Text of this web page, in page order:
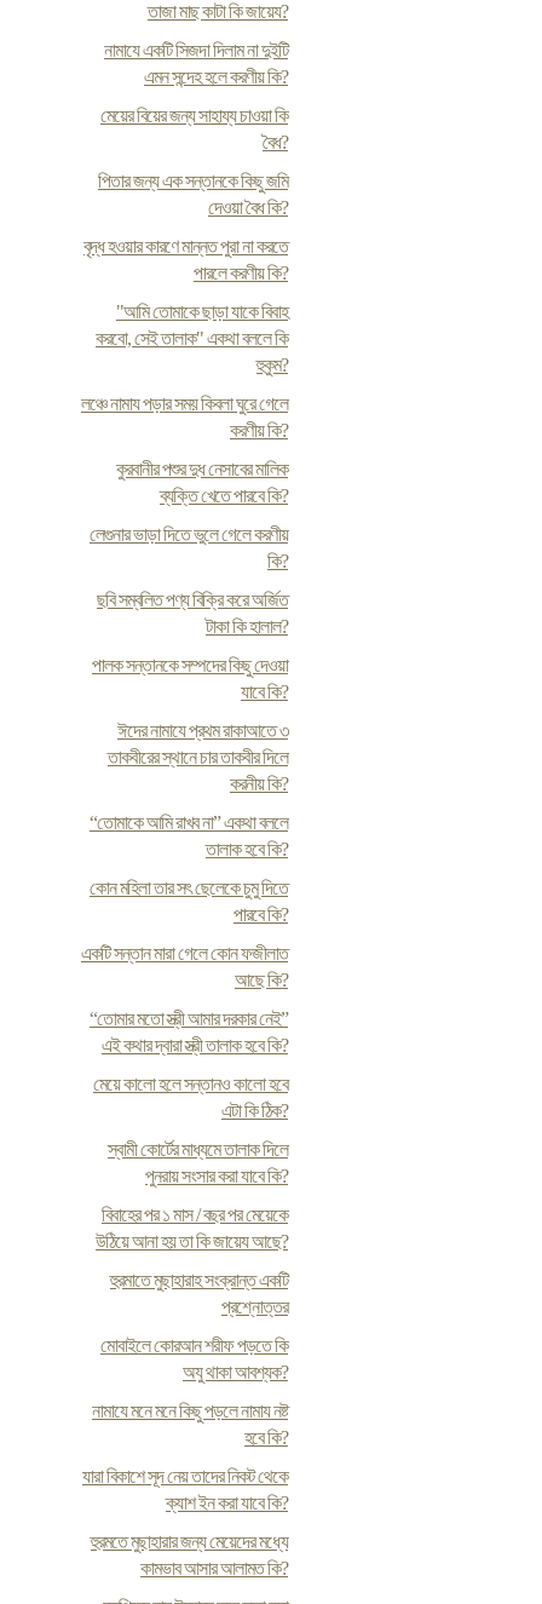
তাজা মাছ কাটা কি জায়েয?
নামাযে একটি সিজদা দিলাম না দুইটি
এমন সন্দেহ হলে করণীয় কি?
মেয়ের বিয়ের জন্য সাহায্য চাওয়া কি
বৈধ?
পিতার জন্য এক সন্তানকে কিছু জমি
দেওয়া বৈধ কি?
বৃদ্ধ হওয়ার কারণে মান্নত পুরা না করতে
পারলে করণীয় কি?
"আমি তোমাকে ছাড়া যাকে বিবাহ
করবো, সেই তালাক" একথা বললে কি
হুকুম?
লঞ্চে নামায পড়ার সময় কিবলা ঘুরে গেলে
করণীয় কি?
কুরবানীর পশুর দুধ নেসাবের মালিক
ব্যক্তি খেতে পারবে কি?
লেগুনার ভাড়া দিতে ভুলে গেলে করণীয়
কি?
ছবি সম্বলিত পণ্য বিক্রি করে অর্জিত
টাকা কি হালাল?
পালক সন্তানকে সম্পদের কিছু দেওয়া
যাবে কি?
ঈদের নামাযে প্রথম রাকাআতে ৩
তাকবীরের স্থানে চার তাকবীর দিলে
করনীয় কি?
“তোমাকে আমি রাখব না” একথা বললে
তালাক হবে কি?
কোন মহিলা তার সৎ ছেলেকে চুমু দিতে
পারবে কি?
একটি সন্তান মারা গেলে কোন ফজীলাত
আছে কি?
“তোমার মতো স্ত্রী আমার দরকার নেই”
এই কথার দ্বারা স্ত্রী তালাক হবে কি?
মেয়ে কালো হলে সন্তানও কালো হবে
এটা কি ঠিক?
স্বামী কোর্টের মাধ্যমে তালাক দিলে
পুনরায় সংসার করা যাবে কি?
বিবাহের পর ১ মাস / বছর পর মেয়েকে
উঠিয়ে আনা হয় তা কি জায়েয আছে?
হুরমাতে মুছাহারাহ সংক্রান্ত একটি
প্রশ্নোত্তর
মোবাইলে কোরআন শরীফ পড়তে কি
অযু থাকা আবশ্যক?
নামাযে মনে মনে কিছু পড়লে নামায নষ্ট
হবে কি?
যারা বিকাশে সূদ নেয় তাদের নিকট থেকে
ক্যাশ ইন করা যাবে কি?
হুরমতে মুছাহারার জন্য মেয়েদের মধ্যে
কামভাব আসার আলামত কি?